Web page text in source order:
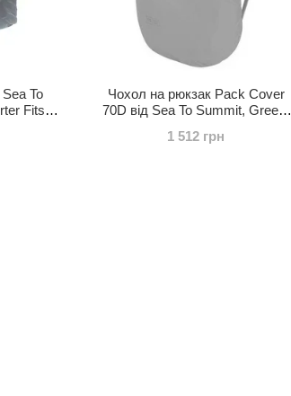
To
Fits
Чохол на рюкзак Pack Cover
70D від Sea To Summit, Green,
1 512 грн